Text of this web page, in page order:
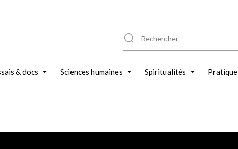
& docs Sciences humaines Spiritualités Pratique